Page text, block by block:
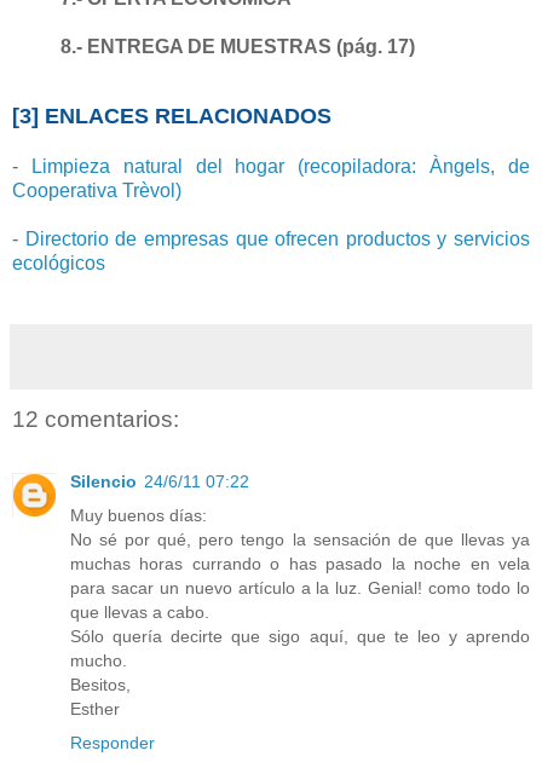
8.- ENTREGA DE MUESTRAS (pág. 17)
[3] ENLACES RELACIONADOS
-
Limpieza natural del hogar (recopiladora: Àngels, de
Cooperativa Trèvol)
- Directorio de empresas que ofrecen productos y servicios
ecológicos
12 comentarios:
Silencio 24/6/11 07:22
Muy buenos días:
No sé por qué, pero tengo la sensación de que llevas ya
muchas horas currando o has pasado la noche en vela
para sacar un nuevo artículo a la luz. Genial! como todo lo
que llevas a cabo.
Sólo quería decirte que sigo aquí, que te leo y aprendo
mucho.
Besitos,
Esther
Responder